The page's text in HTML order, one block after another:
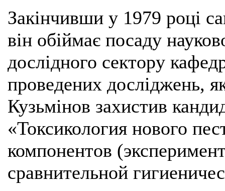
Закінчивши у 1979 році
він обіймає посаду
дослідного сектору
проведених досліджень,
Кузьмінов захистив
«Токсикология нового
компонентов
сравнительной